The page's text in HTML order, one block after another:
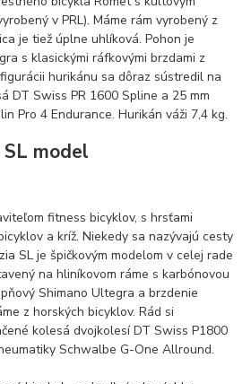
v PRL). Máme rám vyrobený z
je tiež úplne uhlíková. Pohon je
s klasickými ráfkovými brzdami z
hurikánu sa dôraz sústredil na
DT Swiss PR 1600 Spline a 25 mm
Pro 4 Endurance. Hurikán váži 7,4 kg.
model
fitness bicyklov, s hrsťami
a kríž. Niekedy sa nazývajú cesty
SL je špičkovým modelom v celej rade
na hliníkovom ráme s karbónovou
Shimano Ultegra a brzdenie
z horských bicyklov. Rád si
kolesá dvojkolesí DT Swiss P1800
Schwalbe G-One Allround.